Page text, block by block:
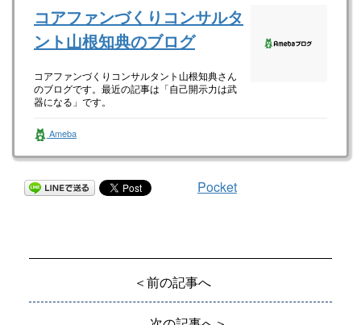
コアファンづくりコンサルタ
ント山根知典のブログ
コアファンづくりコンサルタント山根知典さん
のブログです。最近の記事は「自己開示力は武
器になる」です。
Ameba
Pocket
＜前の記事へ